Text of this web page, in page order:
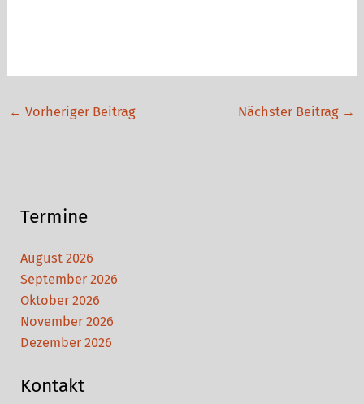
← Vorheriger Beitrag Nächster Beitrag →
Termine
August 2026
September 2026
Oktober 2026
November 2026
Dezember 2026
Kontakt